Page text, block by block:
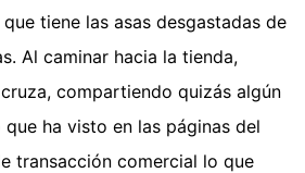
tiene las asas desgastadas de
Al caminar hacia la tienda,
compartiendo quizás algún
ha visto en las páginas del
transacción comercial lo que